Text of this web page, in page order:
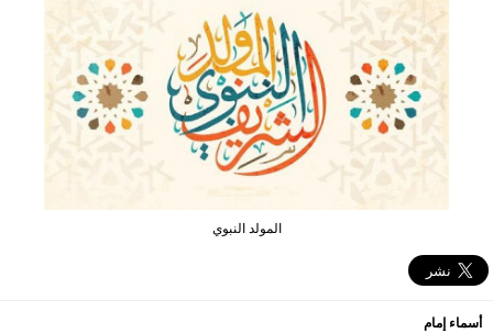
المولد النبوي
أسماء إمام